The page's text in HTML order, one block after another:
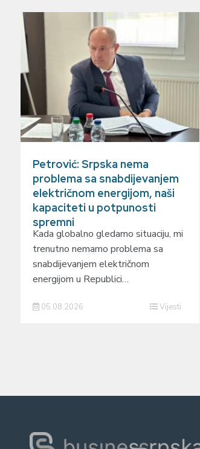
Petrović: Srpska nema
problema sa snabdijevanjem
električnom energijom, naši
kapaciteti u potpunosti
spremni
Kada globalno gledamo situaciju, mi
trenutno nemamo problema sa
snabdijevanjem električnom
energijom u Republici…
05.08.2026 Vijesti